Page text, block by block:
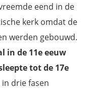
eend in de
kerk omdat de
werden gebouwd.
in de 11e eeuw
tot de 17e
drie fasen